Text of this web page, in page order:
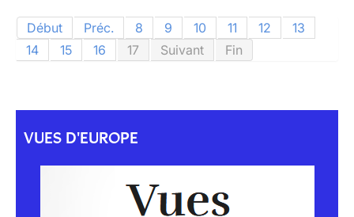
Début Préc. 8 9 10 11 12
13
14
15 16 17 Suivant Fin
VUES D'EUROPE